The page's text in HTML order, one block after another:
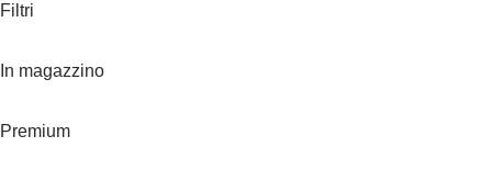
Filtri
In magazzino
Premium